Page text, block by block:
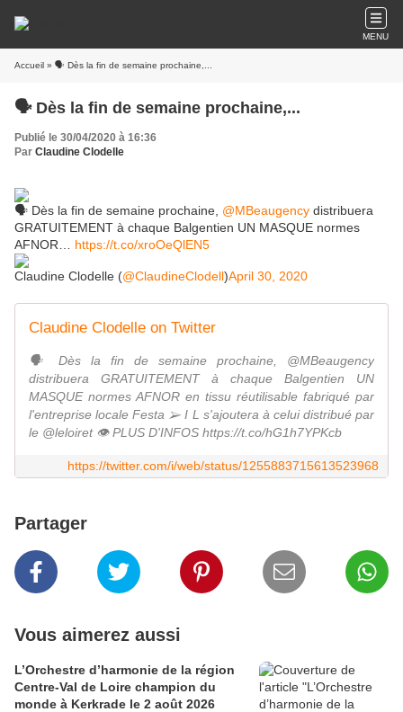
MENU
Accueil » 🗣 Dès la fin de semaine prochaine,...
🗣 Dès la fin de semaine prochaine,...
Publié le 30/04/2020 à 16:36
Par Claudine Clodelle
🗣 Dès la fin de semaine prochaine, @MBeaugency distribuera
GRATUITEMENT à chaque Balgentien UN MASQUE normes
AFNOR… https://t.co/xroOeQlEN5
Claudine Clodelle (@ClaudineClodell)April 30, 2020
Claudine Clodelle on Twitter
🗣 Dès la fin de semaine prochaine, @MBeaugency
distribuera GRATUITEMENT à chaque Balgentien UN
MASQUE normes AFNOR en tissu réutilisable fabriqué par
l'entreprise locale Festa ➢ I L s'ajoutera à celui distribué par
le @leloiret 👁 PLUS D'INFOS https://t.co/hG1h7YPKcb
https://twitter.com/i/web/status/1255883715613523968
Partager
Vous aimerez aussi
L’Orchestre d’harmonie de la région
Centre-Val de Loire champion du
monde à Kerkrade le 2 août 2026